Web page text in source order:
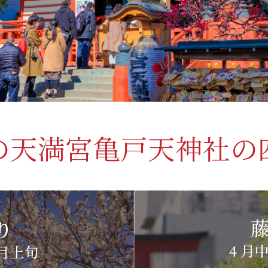
天満宮亀戸天神社の